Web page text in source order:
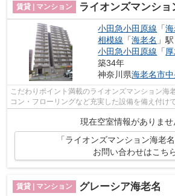
賃貸 | マンション ライオンズマンショ
小田急小田原線 「
相模線 「海老名 」
小田急小田原線 「
築34年
神奈川県海老名市
こだわりポイント満載のライオンズマンション海
コン・フローリングなど充実した設備を備え付け
かりしたいならオートロック付きの物件...
現在空室情報がありませ
「ライオンズマンション海老
お問い合わせはこち
賃貸 | マンション グレーシア海老名